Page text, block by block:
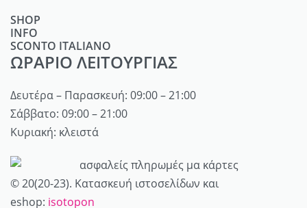
SHOP
Απορρυπαντικά
Καλλυντικά
Προσωπική φροντίδα
Μαλλιά
Είδη δώρων
INFO
Λογαριασμός
Καλάθι
Τρόποι αποστολής / πληρωμής
Όροι Χρήσης
Πολιτική επιστροφών
Πολιτική Απορρήτου
SCONTO ITALIANO
Ποιοί είμαστε
My account
ΩΡΑΡΙΟ ΛΕΙΤΟΥΡΓΙΑΣ
Δευτέρα – Παρασκευή: 09:00 – 21:00
Σάββατο: 09:00 – 21:00
Κυριακή: κλειστά
© 20(20-23). Κατασκευή ιστοσελίδων και
eshop: isotopon